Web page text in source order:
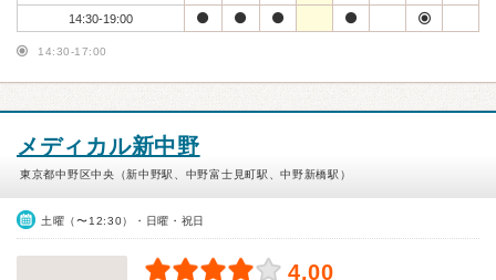
14:30-19:00
14:30-17:00
メディカル新中野
東京都中野区中央（新中野駅、中野富士見町駅、中野新橋駅）
土曜（〜12:30）・日曜・祝日
4.00